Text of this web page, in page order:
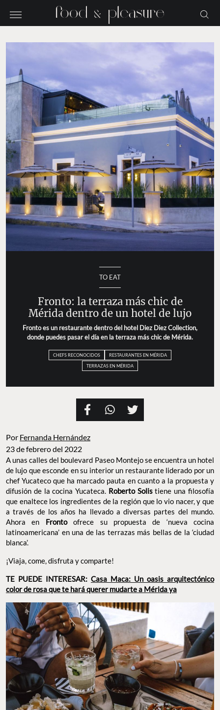
TO EAT
Fronto: la terraza más chic de
Mérida dentro de un hotel de lujo
Fronto es un restaurante dentro del hotel Diez Diez Collection,
donde puedes pasar el día en la terraza más chic de Mérida.
CHEFS RECONOCIDOS
RESTAURANTES EN MÉRIDA
TERRAZAS EN MÉRIDA
Por Fernanda Hernández
23 de febrero del 2022
A unas calles del boulevard Paseo Montejo se encuentra un hotel
de lujo que esconde en su interior un restaurante liderado por un
chef Yucateco que ha marcado pauta en cuanto a la propuesta y
difusión de la cocina Yucateca. Roberto Solistiene una filosofía
que enaltece los ingredientes de la región que lo vio nacer, y que
a través de los años ha llevado a diversas partes del mundo.
Ahora en Frontoofrece su propuesta de ‘nueva cocina
latinoamericana’ en una de las terrazas más bellas de la ‘ciudad
blanca’.
¡Viaja, come, disfruta y comparte!
TE PUEDE INTERESAR: Casa Maca: Un oasis arquitectónico
color de rosa que te hará querer mudarte a Mérida ya